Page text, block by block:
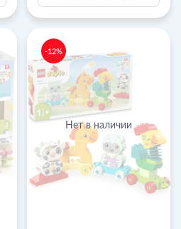
Нет в наличии
-12%